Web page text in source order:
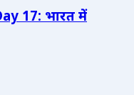
17: भारत में